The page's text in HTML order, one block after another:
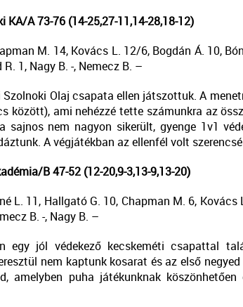
A 73-76 (14-25,27-11,14-28,18-12)
M. 14, Kovács L. 12/6, Bogdán Á. 10,
1, Nagy B. -, Nemecz B. –
Olaj csapata ellen játszottuk. A
között), ami nehézzé tette számunkra az
sajnos nem nagyon sikerült, gyenge 1v1
A végjátékban az ellenfél volt
B 47-52 (12-20,9-3,13-9,13-20)
L. 11, Hallgató G. 10, Chapman M. 6, Kovács
B. -, Nagy B. –
egy jól védekező kecskeméti csapattal
nem kaptunk kosarat és az első
amelyben puha játékunknak